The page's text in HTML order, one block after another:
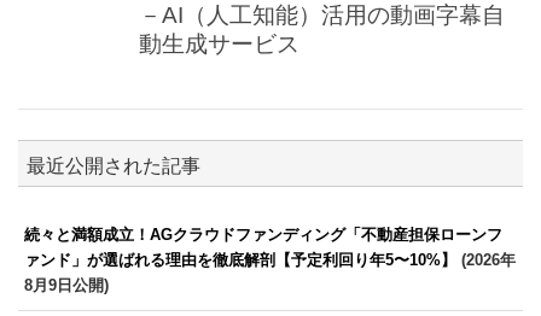
－AI（人工知能）活用の動画字幕自
動生成サービス
最近公開された記事
続々と満額成立！AGクラウドファンディング「不動産担保ローンフ
ァンド」が選ばれる理由を徹底解剖【予定利回り年5〜10%】
(2026年
8月9日公開)